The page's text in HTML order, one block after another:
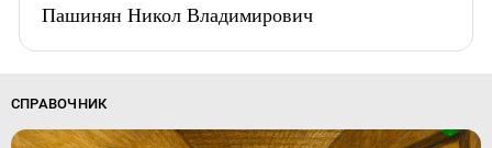
Пашинян Никол Владимирович
СПРАВОЧНИК